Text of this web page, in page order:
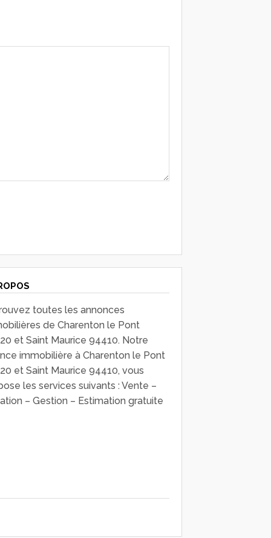
toutes les annonces
de Charenton le Pont
et Saint Maurice 94410. Notre
immobilière à Charenton le Pont
et Saint Maurice 94410, vous
les services suivants : Vente –
– Gestion – Estimation gratuite